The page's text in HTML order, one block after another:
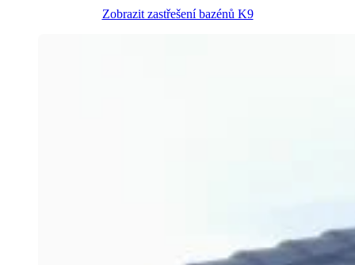
Zobrazit zastřešení bazénů K9